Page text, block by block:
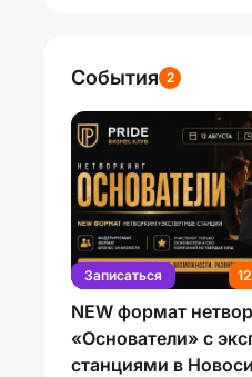
События 2
Записаться
NEW формат
«Основатели» с
станциями в